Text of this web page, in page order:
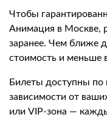
Чтобы
Анимация в Москве,
заранее. Чем ближе
стоимость и меньше
Билеты доступны по
зависимости от
или VIP-зона —